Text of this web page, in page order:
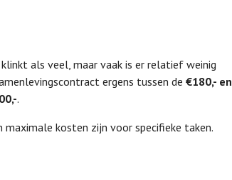
als veel, maar vaak is er relatief weinig
ergens tussen de €180,- en
.
maximale kosten zijn voor specifieke taken.